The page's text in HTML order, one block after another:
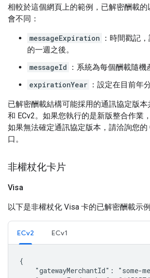
相較於這個網頁上的範例，已解密酬載
會不同：
messageExpiration
：時間戳記
的一週之後。
messageId
：系統為每個酬載隨機
expirationYear ：設定在目前年
已解密酬載結構可能採用的通訊協定版本
和 ECv2。如果您執行的是新版整合作業
如果無法確定通訊協定版本，請洽詢您的
口。
非權杖化卡片
Visa
以下是非權杖化 Visa 卡的已解密酬載示例
ECv2 ECv1
{
"gatewayMerchantId": "some-